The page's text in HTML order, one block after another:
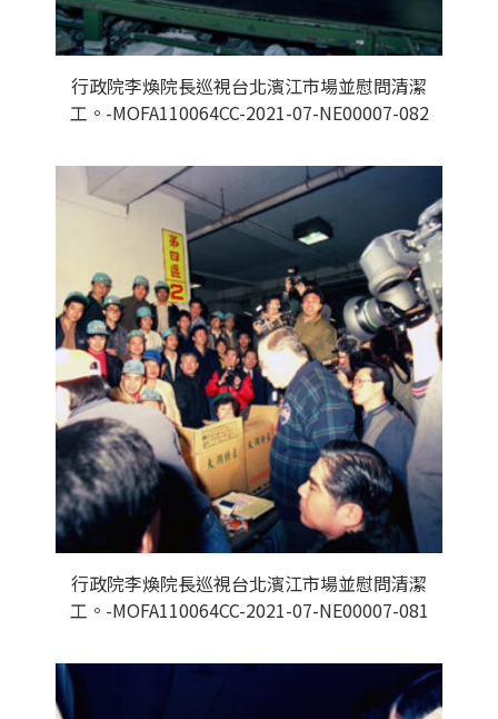
行政院李煥院長巡視台北濱江市場並慰問清潔
工。-MOFA110064CC-2021-07-NE00007-082
行政院李煥院長巡視台北濱江市場並慰問清潔
工。-MOFA110064CC-2021-07-NE00007-081